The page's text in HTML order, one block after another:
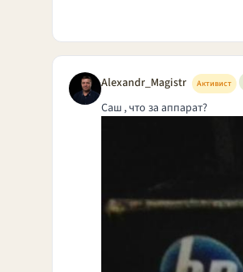
Alexandr_Magistr Активист
Саш , что за аппарат?